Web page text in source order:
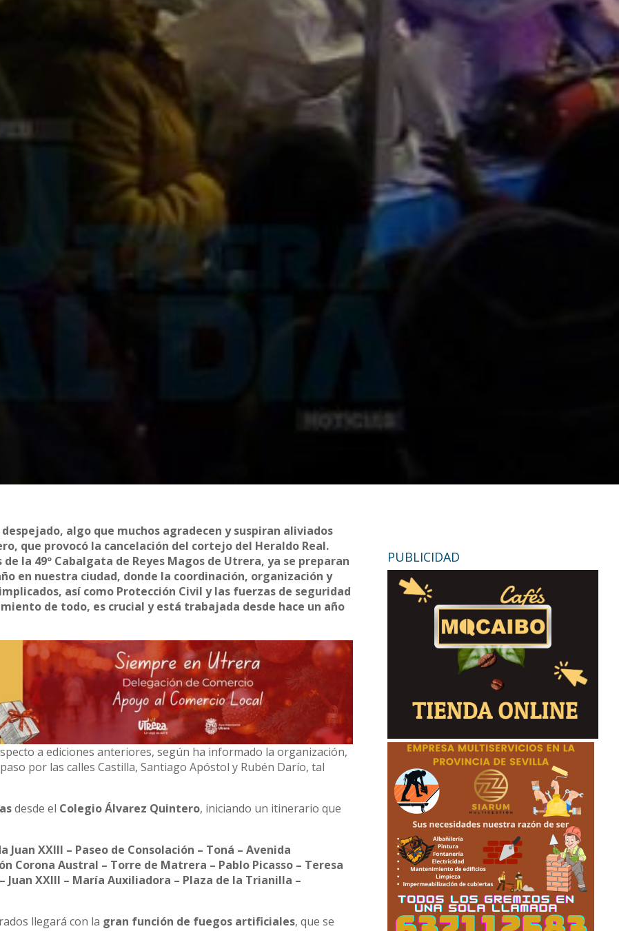
algo que muchos agradecen y suspiran aliviados
que provocó la cancelación del cortejo del Heraldo Real.
la 49º Cabalgata de Reyes Magos de Utrera, ya se preparan
en nuestra ciudad, donde la coordinación, organización y
así como Protección Civil y las fuerzas de seguridad
de todo, es crucial y está trabajada desde hace un año
a ediciones anteriores, según ha informado la organización,
por las calles Castilla, Santiago Apóstol y Rubén Darío, tal
desde el Colegio Álvarez Quintero, iniciando un itinerario que
XXIII – Paseo de Consolación – Toná – Avenida
Corona Austral – Torre de Matrera – Pablo Picasso – Teresa
Juan XXIII – María Auxiliadora – Plaza de la Trianilla –
llegará con la gran función de fuegos artificiales, que se
PUBLICIDAD